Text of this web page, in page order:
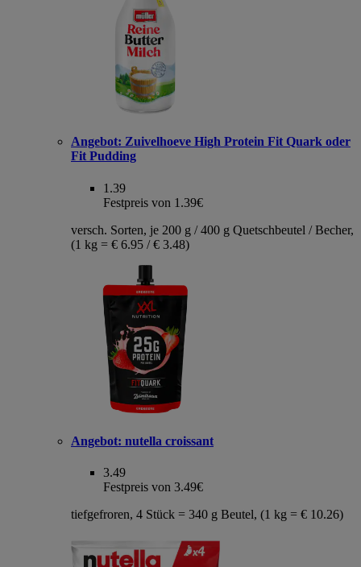
Angebot: Zuivelhoeve High Protein Fit Quark oder
Fit Pudding
1.39
Festpreis von 1.39€
versch. Sorten, je 200 g / 400 g Quetschbeutel / Becher,
(1 kg = € 6.95 / € 3.48)
Angebot: nutella croissant
3.49
Festpreis von 3.49€
tiefgefroren, 4 Stück = 340 g Beutel, (1 kg = € 10.26)